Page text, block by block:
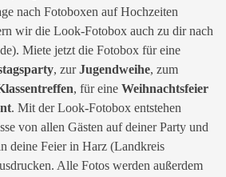
nach Fotoboxen auf Hochzeiten
wir die Look-Fotobox auch zu dir nach
Miete jetzt die Fotobox für eine
, zurJugendweihe, zum
, für eine Weihnachtsfeier
. Mit der Look-Fotobox entstehen
von allen Gästen auf deiner Party und
deine Feier in Harz (Landkreis
Alle Fotos werden außerdem